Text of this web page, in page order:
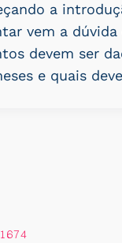
a
vem a dúvida
devem ser
e quais